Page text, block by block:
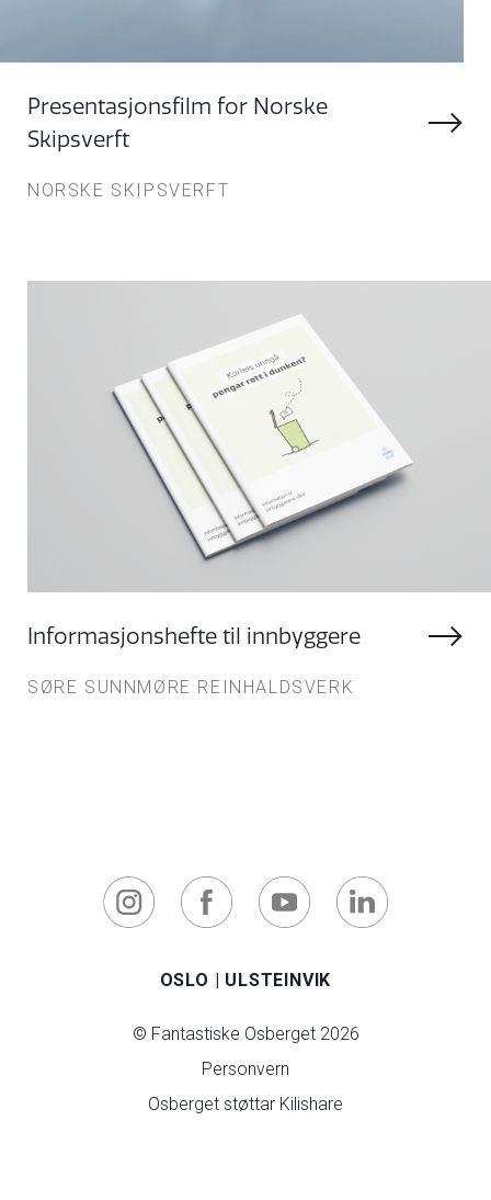
Presentasjonsfilm for Norske
Skipsverft
NORSKE SKIPSVERFT
Informasjonshefte til innbyggere
SØRE SUNNMØRE REINHALDSVERK
OSLO | ULSTEINVIK
© Fantastiske Osberget 2026
Personvern
Osberget støttar Kilishare